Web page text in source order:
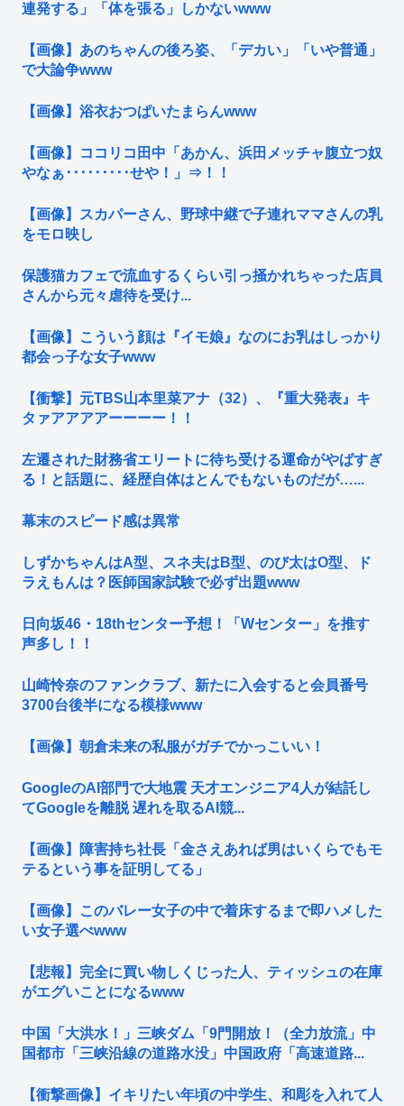
連発する」「体を張る」しかないwww
【画像】あのちゃんの後ろ姿、「デカい」「いや普通」
で大論争www
【画像】浴衣おつぱいたまらんwww
【画像】ココリコ田中「あかん、浜田メッチャ腹立つ奴
やなぁ･････････せや！」⇒！！
【画像】スカパーさん、野球中継で子連れママさんの乳
をモロ映し
保護猫カフェで流血するくらい引っ掻かれちゃった店員
さんから元々虐待を受け...
【画像】こういう顔は『イモ娘』なのにお乳はしっかり
都会っ子な女子www
【衝撃】元TBS山本里菜アナ（32）、『重大発表』キ
タァアアアアーーーー！！
左遷された財務省エリートに待ち受ける運命がやばすぎ
る！と話題に、経歴自体はとんでもないものだが…...
幕末のスピード感は異常
しずかちゃんはA型、スネ夫はB型、のび太はO型、ド
ラえもんは？医師国家試験で必ず出題www
日向坂46・18thセンター予想！「Wセンター」を推す
声多し！！
山崎怜奈のファンクラブ、新たに入会すると会員番号
3700台後半になる模様www
【画像】朝倉未来の私服がガチでかっこいい！
GoogleのAI部門で大地震 天才エンジニア4人が結託し
てGoogleを離脱 遅れを取るAI競...
【画像】障害持ち社長「金さえあれば男はいくらでもモ
テるという事を証明してる」
【画像】このバレー女子の中で着床するまで即ハメした
い女子選べwww
【悲報】完全に買い物しくじった人、ティッシュの在庫
がエグいことになるwww
中国「大洪水！」三峡ダム「9門開放！（全力放流」中
国都市「三峡沿線の道路水没」中国政府「高速道路...
【衝撃画像】イキリたい年頃の中学生、和彫を入れて人